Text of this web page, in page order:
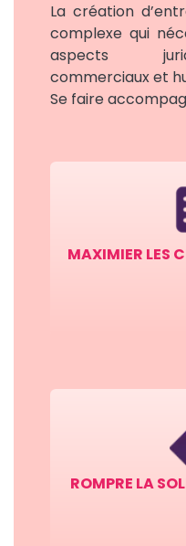
La création
complexe qui
aspects
commerciaux et
Se faire
MAXIMIER LES
ROMPRE LA